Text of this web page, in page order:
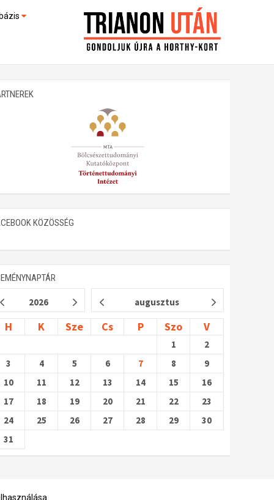
(feltöltés alatt)
KÖZÖSSÉG
2026 augusztus
H K Sze Cs P Szo V
1
2
3
4 5 6 7 8
9
10
11 12 13 14 15
16
17
18 19 20 21 22
23
24
25 26 27 28 29
30
31